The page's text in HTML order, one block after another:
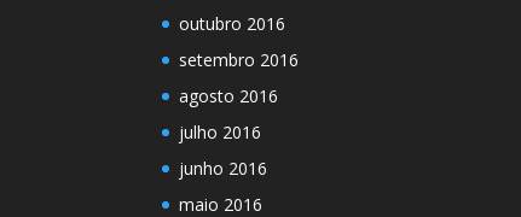
outubro 2016
setembro 2016
agosto 2016
julho 2016
junho 2016
maio 2016